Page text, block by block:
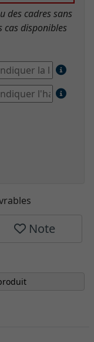
des cadres sans
cas disponibles
Note